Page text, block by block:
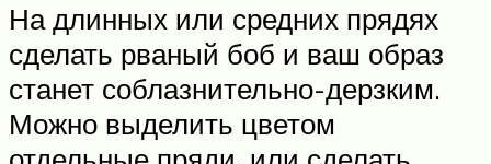
На длинных или средних прядях
сделать рваный боб и ваш образ
станет соблазнительно-дерзким.
Можно выделить цветом